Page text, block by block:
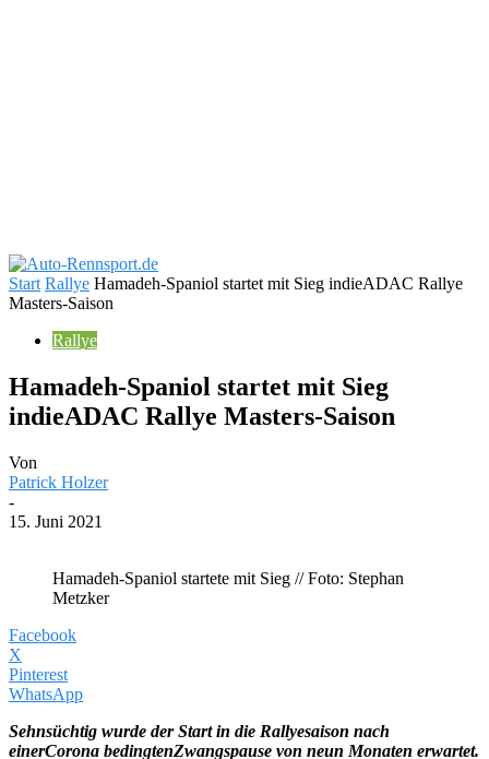
Start Rallye Hamadeh-Spaniol startet mit Sieg indieADAC Rallye
Masters-Saison
Rallye
Hamadeh-Spaniol startet mit Sieg
indieADAC Rallye Masters-Saison
Von
Patrick Holzer
-
15. Juni 2021
Hamadeh-Spaniol startete mit Sieg // Foto: Stephan
Metzker
Facebook
X
Pinterest
WhatsApp
Sehnsüchtig wurde der Start in die Rallyesaison nach
einerCorona bedingtenZwangspause von neun Monaten erwartet.